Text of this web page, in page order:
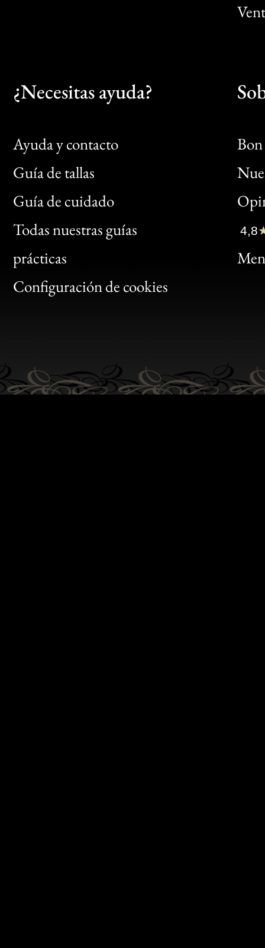
¿Necesitas ayuda?
Ayuda y contacto
Guía de tallas
Guía de cuidado
Todas nuestras guías
prácticas
Configuración de cookies
Bon
Clic
Bon
4,8